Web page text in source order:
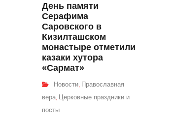
День памяти
Серафима
Саровского в
Кизилташском
монастыре отметили
казаки хутора
«Сармат»
Новости, Православная
вера,
Церковные праздники и
посты